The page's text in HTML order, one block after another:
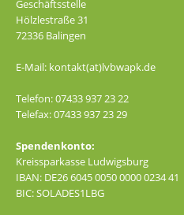
Geschäftsstelle
Hölzlestraße 31
72336 Balingen
E-Mail: kontakt(at)lvbwapk.de
Telefon: 07433 937 23 22
Telefax: 07433 937 23 29
Spendenkonto:
Kreissparkasse Ludwigsburg
IBAN: DE26 6045 0050 0000 0234 41
BIC: SOLADES1LBG